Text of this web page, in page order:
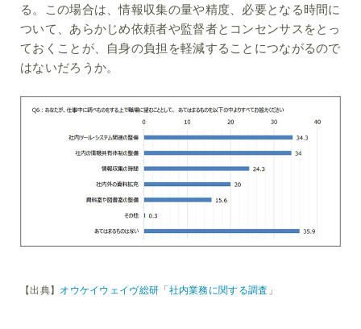
る。この場合は、情報収集の量や精度、必要となる時間に
ついて、あらかじめ依頼者や監督者とコンセンサスをとっ
ておくことが、自身の負担を軽減することにつながるので
はないだろうか。
【出典】 オウケイウェイヴ総研 「社内業務に関する調査 」